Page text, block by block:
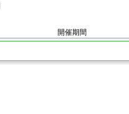
開催期間